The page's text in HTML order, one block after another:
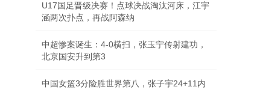
U17国足晋级决赛！点球决战淘汰河床，江宇
涵两次扑点，再战阿森纳
中超惨案诞生：4-0横扫，张玉宁传射建功，
北京国安升到第3
中国女篮3分险胜世界第八，张子宇24+11内